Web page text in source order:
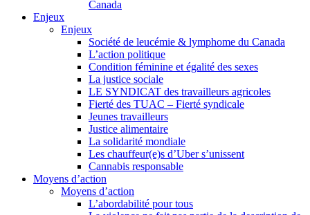
Canada
Enjeux
Enjeux
Société de leucémie & lymphome du Canada
L’action politique
Condition féminine et égalité des sexes
La justice sociale
LE SYNDICAT des travailleurs agricoles
Fierté des TUAC – Fierté syndicale
Jeunes travailleurs
Justice alimentaire
La solidarité mondiale
Les chauffeur(e)s d’Uber s’unissent
Cannabis responsable
Moyens d’action
Moyens d’action
L’abordabilité pour tous